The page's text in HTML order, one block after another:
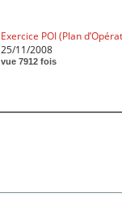
Exercice POI (Plan
25/11/2008
vue 7912 fois